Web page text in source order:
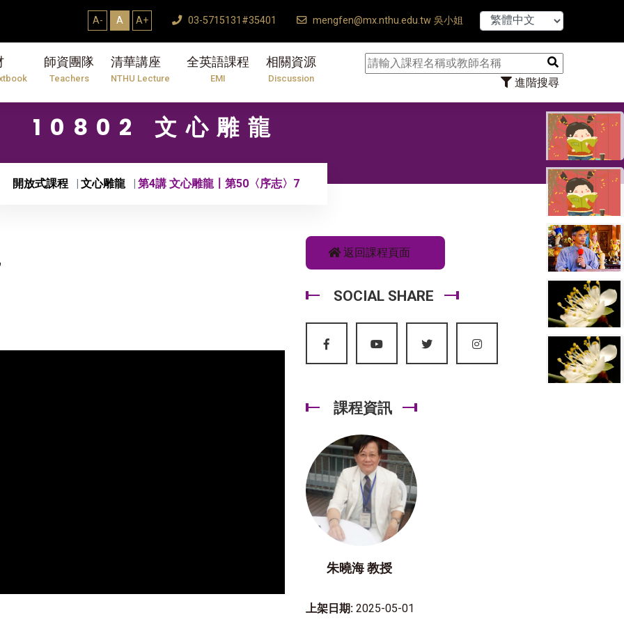
A- A A+ 03-5715131#35401 mengfen@mx.nthu.edu.tw 吳小姐
師資團隊
Teachers
清華講座
NTHU Lecture
全英語課程
EMI
相關資源
Discussion 進階搜尋
【7/31】114學年度
10802 文心雕龍
開放式課程 文心雕龍 第4講 文心雕龍〡第50〈序志〉7
返回課程頁面
SOCIAL SHARE
課程資訊
朱曉海 教授
上架日期: 2025-05-01